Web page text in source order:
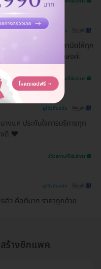
ดูรีวิวต้นฉบับ
โทรมาคอนเฟิร์มเวลานัดให้ทุก
มาณ5เดือน ขนขึ้นช้าลงค่ะ
รีวิวสถานที่ให้บริการ 🏥
ดูรีวิวต้นฉบับ
างแค ประทับใจการบริการทุก
งดี ❤️
รีวิวสถานที่ให้บริการ 🏥
ดูรีวิวต้นฉบับ
สิว คือดีมาก ราคาถูกด้วย
ร้างซิกแพค